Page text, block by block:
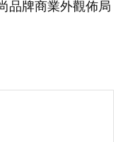
品牌商業外觀佈局